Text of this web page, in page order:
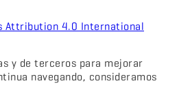
Attribution 4.0 International
y de terceros para mejorar
navegando, consideramos